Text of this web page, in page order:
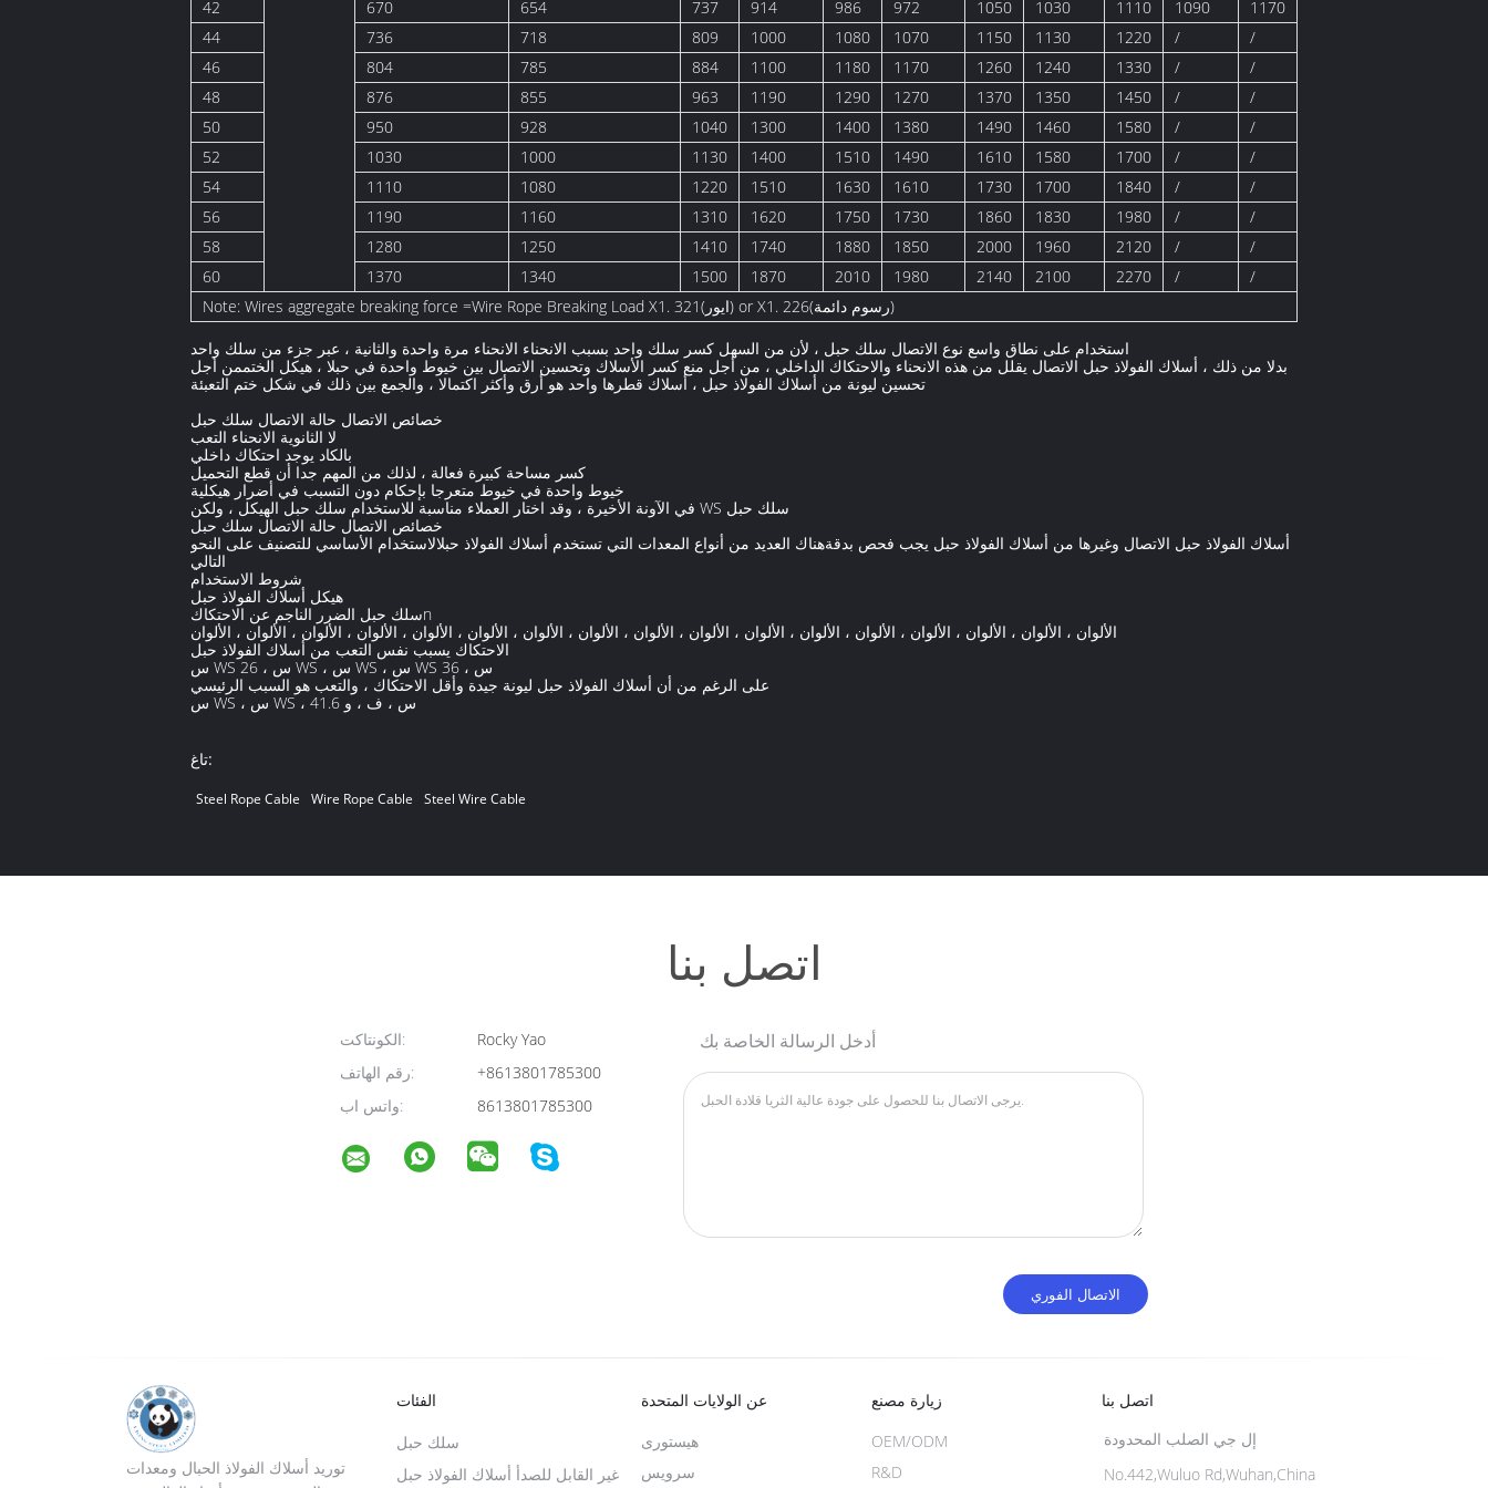
42 670 654 737 914 986 972 1050 1030 1110 1090
1170
44
736 718 809 1000 1080 1070 1150 1130 1220 /
/
46
804 785 884 1100 1180 1170 1260 1240 1330 /
/
48
876 855 963 1190 1290 1270 1370 1350 1450 /
/
50
950 928 1040 1300 1400 1380 1490 1460 1580 /
/
52
1030 1000 1130 1400 1510 1490 1610 1580 1700 /
/
54
1110 1080 1220 1510 1630 1610 1730 1700 1840 /
/
56
1190 1160 1310 1620 1750 1730 1860 1830 1980 /
/
58
1280 1250 1410 1740 1880 1850 2000 1960 2120 /
/
60
1370 1340 1500 1870 2010 1980 2140 2100 2270 /
/
Note: Wires aggregate breaking force =Wire Rope Breaking Load X1. 321(ايور) or X1. 226(رسوم دائمة)
استخدام على نطاق واسع نوع الاتصال سلك حبل ، لأن من السهل كسر سلك واحد بسبب الانحناء الانحناء مرة واحدة والثانية ، عبر جزء من سلك واحد
بدلا من ذلك ، أسلاك الفولاذ حبل الاتصال يقلل من هذه الانحناء والاحتكاك الداخلي ، من أجل منع كسر الأسلاك وتحسين الاتصال بين خيوط واحدة في حبلا ، هيكل الختممن أجل
تحسين ليونة من أسلاك الفولاذ حبل ، أسلاك قطرها واحد هو أرق وأكثر اكتمالا ، والجمع بين ذلك في شكل ختم التعبئة
خصائص الاتصال حالة الاتصال سلك حبل
لا الثانوية الانحناء التعب
بالكاد يوجد احتكاك داخلي
كسر مساحة كبيرة فعالة ، لذلك من المهم جدا أن قطع التحميل
خيوط واحدة في خيوط متعرجا بإحكام دون التسبب في أضرار هيكلية
في الآونة الأخيرة ، وقد اختار العملاء مناسبة للاستخدام سلك حبل الهيكل ، ولكن WS سلك حبل
خصائص الاتصال حالة الاتصال سلك حبل
أسلاك الفولاذ حبل الاتصال وغيرها من أسلاك الفولاذ حبل يجب فحص بدقةهناك العديد من أنواع المعدات التي تستخدم أسلاك الفولاذ حبلالاستخدام الأساسي للتصنيف على النحو
التالي
شروط الاستخدام
هيكل أسلاك الفولاذ حبل
سلك حبل الضرر الناجم عن الاحتكاكn
الألوان ، الألوان ، الألوان ، الألوان ، الألوان ، الألوان ، الألوان ، الألوان ، الألوان ، الألوان ، الألوان ، الألوان ، الألوان ، الألوان ، الألوان ، الألوان ، الألوان
الاحتكاك يسبب نفس التعب من أسلاك الفولاذ حبل
س WS 26 ، س WS ، س WS ، س WS 36 ، س
على الرغم من أن أسلاك الفولاذ حبل ليونة جيدة وأقل الاحتكاك ، والتعب هو السبب الرئيسي
س WS ، س WS ، 41.6 س ، ف ، و
تاغ:
Steel Rope Cable Wire Rope Cable Steel Wire Cable
اتصل بنا
الكونتاكت:
Rocky Yao
رقم الهاتف:
+8613801785300
واتس اب:
8613801785300
أدخل الرسالة الخاصة بك
توريد أسلاك الفولاذ الحبال ومعدات
الفئات
سلك حبل
غير القابل للصدأ أسلاك الفولاذ حبل
عن الولايات المتحدة
هیستوری
سرویس
زيارة مصنع
OEM/ODM
R&D
اتصل بنا
إل جي الصلب المحدودة
No.442,Wuluo Rd,Wuhan,China